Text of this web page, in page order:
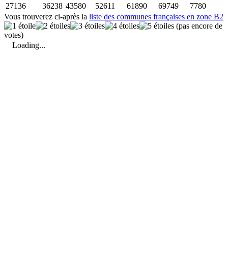
27136
36238 43580 52611 61890 69749
7780
Vous trouverez ci-après la liste des communes françaises en zone B2
(pas encore de
votes)
Loading...